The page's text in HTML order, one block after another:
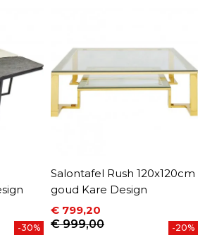
-30%
Salontafel Rush 120x120cm
goud Kare Design
Prijs
€ 799,20
Normale prijs
€ 999,00 -20%